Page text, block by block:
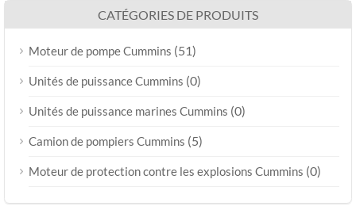
CATÉGORIES DE PRODUITS
Moteur de pompe Cummins (51)
Unités de puissance Cummins (0)
Unités de puissance marines Cummins (0)
Camion de pompiers Cummins (5)
Moteur de protection contre les explosions Cummins (0)